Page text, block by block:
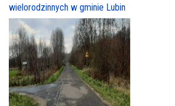
wielorodzinnych w gminie Lubin